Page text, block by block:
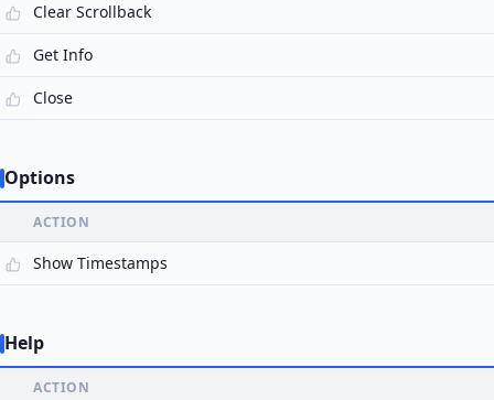
Clear Scrollback
Get Info
Close
Options
ACTION
Show Timestamps
Help
ACTION